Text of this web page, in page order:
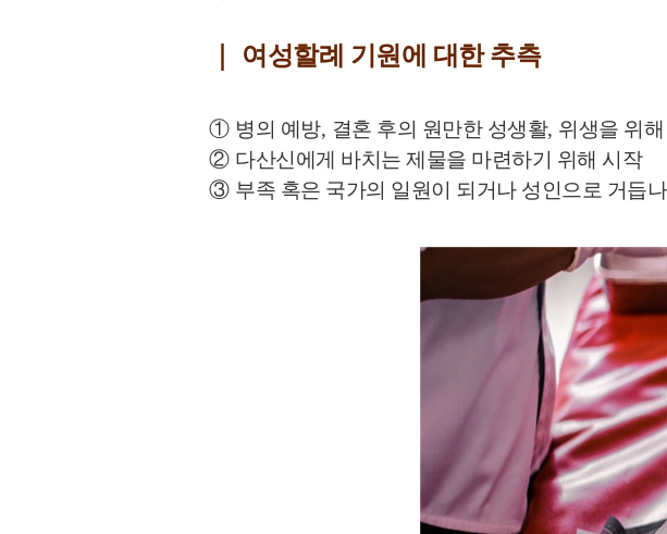
여성할례 기원에 대한 추측
① 병의 예방, 결혼 후의 원만한 성생활, 위생을 위
② 다산신에게 바치는 제물을 마련하기 위해 시작
③ 부족 혹은 국가의 일원이 되거나 성인으로 거듭